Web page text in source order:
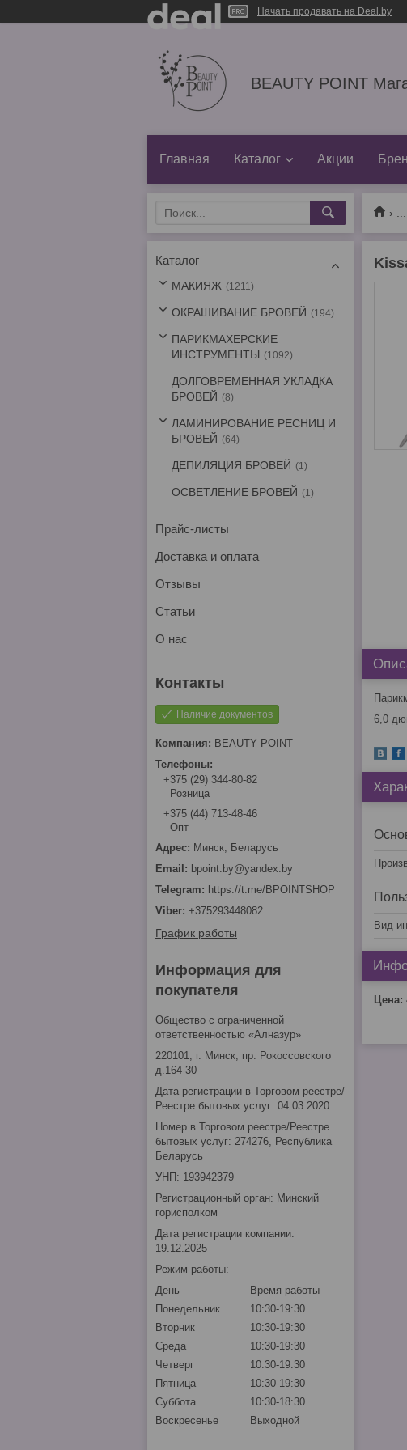
Начать продавать на Deal.by
BEAUTY POINT
Главная Каталог Акции
6,0
Вид
Цена:
Каталог
МАКИЯЖ 1211
ОКРАШИВАНИЕ БРОВЕЙ 194
ПАРИКМАХЕРСКИЕ
ИНСТРУМЕНТЫ
1092
ДОЛГОВРЕМЕННАЯ УКЛАДКА
БРОВЕЙ
8
ЛАМИНИРОВАНИЕ РЕСНИЦ И
БРОВЕЙ
64
ДЕПИЛЯЦИЯ БРОВЕЙ 1
ОСВЕТЛЕНИЕ БРОВЕЙ 1
Прайс-листы
Доставка и оплата
Отзывы
Статьи
О нас
Наличие документов
BEAUTY POINT
+375 (29) 344-80-82
Розница
+375 (44) 713-48-46
Опт
Минск, Беларусь
bpoint.by@yandex.by
https://t.me/BPOINTSHOP
+375293448082
График работы
Информация для
покупателя
Общество с ограниченной
ответственностью «Алназур»
220101, г. Минск, пр. Рокоссовского
д.164-30
Дата регистрации в Торговом реестре/
Реестре бытовых услуг: 04.03.2020
Номер в Торговом реестре/Реестре
бытовых услуг: 274276, Республика
Беларусь
УНП: 193942379
Регистрационный орган: Минский
горисполком
Дата регистрации компании:
19.12.2025
Режим работы:
День
Время работы
Понедельник
10:30-19:30
Вторник
10:30-19:30
Среда
10:30-19:30
Четверг
10:30-19:30
Пятница
10:30-19:30
Суббота
10:30-18:30
Воскресенье
Выходной